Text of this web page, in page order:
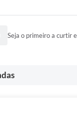
Seja o primeiro a curtir